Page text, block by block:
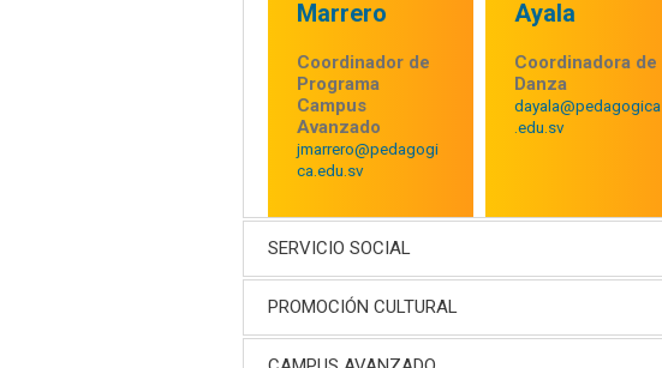
Marrero
Coordinador de
Programa
Campus
Avanzado
jmarrero@pedagogi
ca.edu.sv
Ayala
Coordinadora de
Danza
dayala@pedagogica
.edu.sv
SERVICIO SOCIAL
PROMOCIÓN CULTURAL